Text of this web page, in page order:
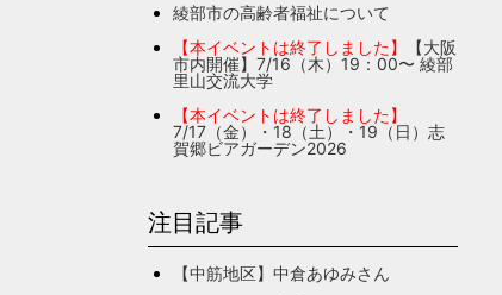
綾部市の高齢者福祉について
【本イベントは終了しました】
【大阪
市内開催】7/16（木）19：00〜 綾部
里山交流大学
【本イベントは終了しました】
7/17（金）・18（土）・19（日）志
賀郷ビアガーデン2026
注目記事
【中筋地区】中倉あゆみさん